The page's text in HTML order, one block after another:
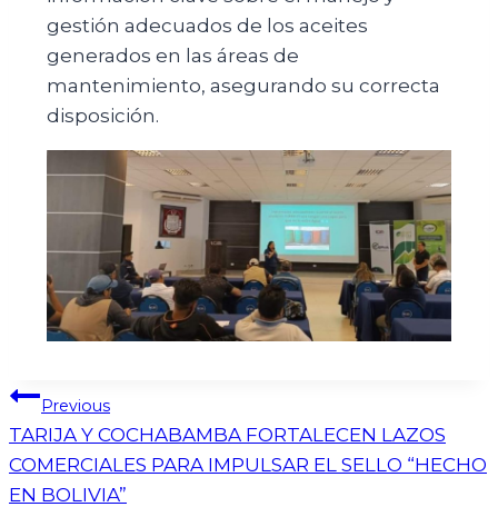
gestión adecuados de los aceites
generados en las áreas de
mantenimiento, asegurando su correcta
disposición.
Previous
TARIJA Y COCHABAMBA FORTALECEN LAZOS
COMERCIALES PARA IMPULSAR EL SELLO “HECHO
EN BOLIVIA”